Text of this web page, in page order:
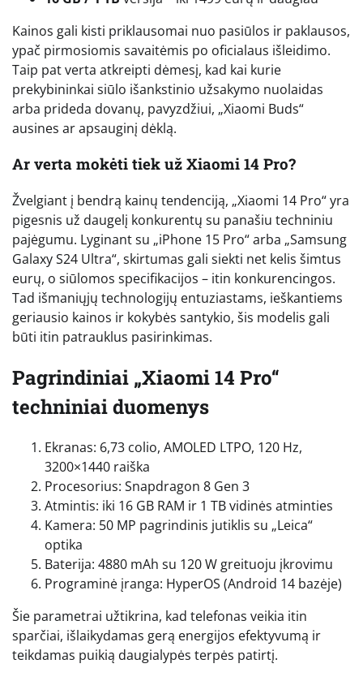
Kainos gali kisti priklausomai nuo pasiūlos ir paklausos,
ypač pirmosiomis savaitėmis po oficialaus išleidimo.
Taip pat verta atkreipti dėmesį, kad kai kurie
prekybininkai siūlo išankstinio užsakymo nuolaidas
arba prideda dovanų, pavyzdžiui, „Xiaomi Buds“
ausines ar apsauginį dėklą.
Ar verta mokėti tiek už Xiaomi 14 Pro?
Žvelgiant į bendrą kainų tendenciją, „Xiaomi 14 Pro“ yra
pigesnis už daugelį konkurentų su panašiu techniniu
pajėgumu. Lyginant su „iPhone 15 Pro“ arba „Samsung
Galaxy S24 Ultra“, skirtumas gali siekti net kelis šimtus
eurų, o siūlomos specifikacijos – itin konkurencingos.
Tad išmaniųjų technologijų entuziastams, ieškantiems
geriausio kainos ir kokybės santykio, šis modelis gali
būti itin patrauklus pasirinkimas.
Pagrindiniai „Xiaomi 14 Pro“
techniniai duomenys
Ekranas: 6,73 colio, AMOLED LTPO, 120 Hz,
3200×1440 raiška
Procesorius: Snapdragon 8 Gen 3
Atmintis: iki 16 GB RAM ir 1 TB vidinės atminties
Kamera: 50 MP pagrindinis jutiklis su „Leica“
optika
Baterija: 4880 mAh su 120 W greituoju įkrovimu
Programinė įranga: HyperOS (Android 14 bazėje)
Šie parametrai užtikrina, kad telefonas veikia itin
sparčiai, išlaikydamas gerą energijos efektyvumą ir
teikdamas puikią daugialypės terpės patirtį.